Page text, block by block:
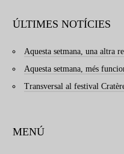
ÚLTIMES NOTÍCIES
Aquesta setmana, una altra
Aquesta setmana, més
Transversal al festival
MENÚ